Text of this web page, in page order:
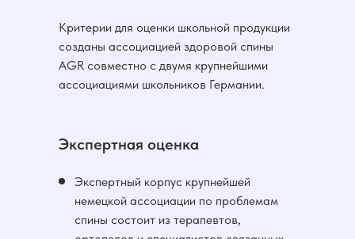
Экспертный корпус крупнейшей
немецкой ассоциации по проблемам
спины состоит из терапевтов,
Экспертная оценка
Критерии для оценки школьной продукции
созданы ассоциацией здоровой спины
AGR совместно с двумя крупнейшими
ассоциациями школьников Германии.